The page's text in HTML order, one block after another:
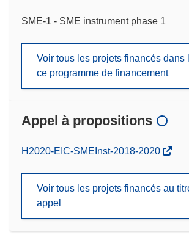
SME-1 - SME instrument phase 1
Voir tous les projets financés dans
ce programme de financement
Appel à propositions
(s’ouvre
nouvelle
fenêtre)
H2020-EIC-SMEInst-2018-2020
Voir tous les projets financés au
appel